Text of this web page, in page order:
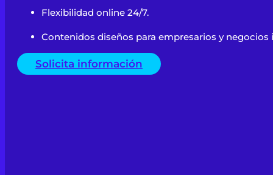
Flexibilidad online 24/7.
Contenidos diseños para empresarios y negocios
Solicita información